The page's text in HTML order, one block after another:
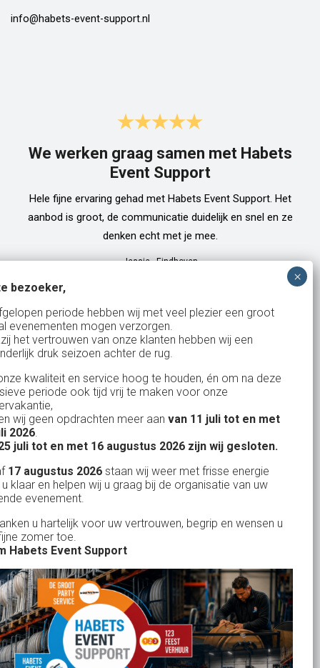
info@habets-event-support.nl
We werken graag samen met Habets
Event Support
Hele fijne ervaring gehad met Habets Event Support. Het
aanbod is groot, de communicatie duidelijk en snel en ze
denken echt met je mee.
Jessie - Eindhoven
327 klanten waarderen ons
Bank: NL15ABNA0561810710
KvK: 17167131
BTW: NL.1678.53.296.B01
Uw partner in:
Evenementen verhuur
Feestverhuur
Licht- en Geluidverhuur
Horeca verhuur
bezoeker,
periode hebben wij met veel plezier een groot
evenementen mogen verzorgen.
het vertrouwen van onze klanten hebben wij een
druk seizoen achter de rug.
kwaliteit en service hoog te houden, én om na deze
periode ook tijd vrij te maken voor onze
wij geen opdrachten meer aan van 11 juli tot en met
2026.
juli tot en met 16 augustus 2026 zijn wij gesloten.
17 augustus 2026 staan wij weer met frisse energie
klaar en helpen wij u graag bij de organisatie van uw
evenement.
u hartelijk voor uw vertrouwen, begrip en wensen u
zomer toe.
Habets Event Support